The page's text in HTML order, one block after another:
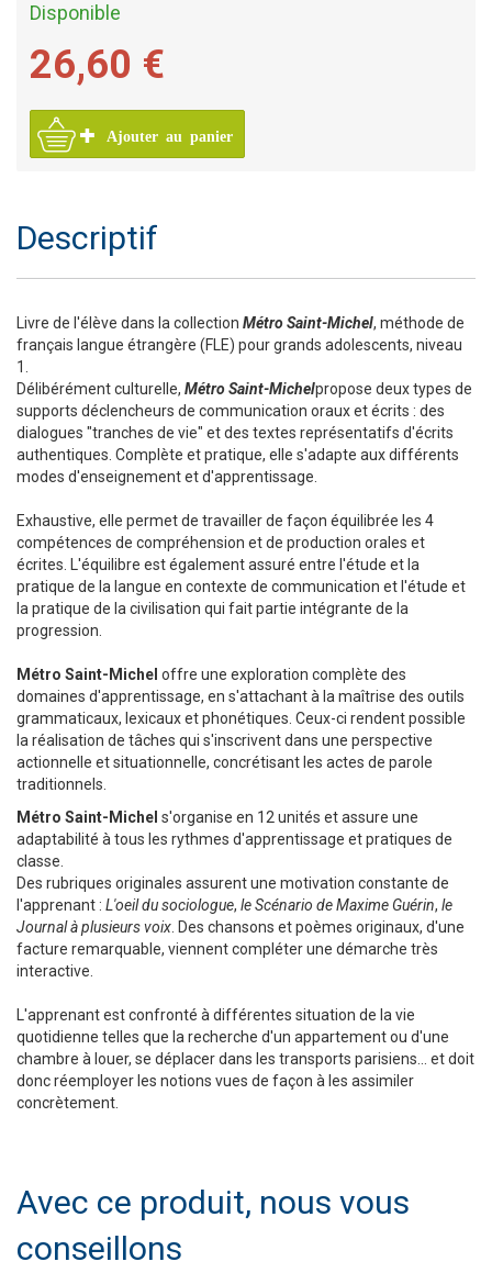
Disponible
26,60 €
Ajouter au panier
Descriptif
Livre de l'élève dans la collection Métro Saint-Michel, méthode de
français langue étrangère (FLE) pour grands adolescents, niveau
1.
Délibérément culturelle, Métro Saint-Michelpropose deux types de
supports déclencheurs de communication oraux et écrits : des
dialogues "tranches de vie" et des textes représentatifs d'écrits
authentiques. Complète et pratique, elle s'adapte aux différents
modes d'enseignement et d'apprentissage.
Exhaustive, elle permet de travailler de façon équilibrée les 4
compétences de compréhension et de production orales et
écrites. L'équilibre est également assuré entre l'étude et la
pratique de la langue en contexte de communication et l'étude et
la pratique de la civilisation qui fait partie intégrante de la
progression.
Métro Saint-Michel offre une exploration complète des
domaines d'apprentissage, en s'attachant à la maîtrise des outils
grammaticaux, lexicaux et phonétiques. Ceux-ci rendent possible
la réalisation de tâches qui s'inscrivent dans une perspective
actionnelle et situationnelle, concrétisant les actes de parole
traditionnels.
Métro Saint-Michel s'organise en 12 unités et assure une
adaptabilité à tous les rythmes d'apprentissage et pratiques de
classe.
Des rubriques originales assurent une motivation constante de
l'apprenant : L'oeil du sociologue, le Scénario de Maxime Guérin, le
Journal à plusieurs voix . Des chansons et poèmes originaux, d'une
facture remarquable, viennent compléter une démarche très
interactive.
L'apprenant est confronté à différentes situation de la vie
quotidienne telles que la recherche d'un appartement ou d'une
chambre à louer, se déplacer dans les transports parisiens... et doit
donc réemployer les notions vues de façon à les assimiler
concrètement.
Avec ce produit, nous vous
conseillons